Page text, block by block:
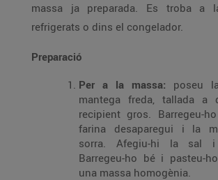
massa ja preparada. Es troba a
refrigerats o dins el congelador.
Preparació
Per a la massa: poseu
mantega freda, tallada a
recipient gros. Barregeu-
farina desaparegui i la
sorra. Afegiu-hi la sal i
Barregeu-ho bé i pasteu-
una massa homogènia.